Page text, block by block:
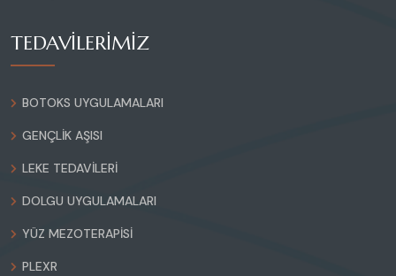
TEDAVİLERİMİZ
BOTOKS UYGULAMALARI
GENÇLIK AŞISI
LEKE TEDAVILERI
DOLGU UYGULAMALARI
YÜZ MEZOTERAPISI
PLEXR